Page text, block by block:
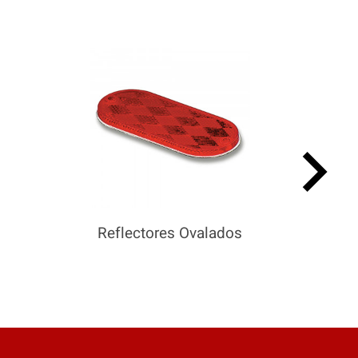
Reflectores Ovalados
keyboard_arrow_right